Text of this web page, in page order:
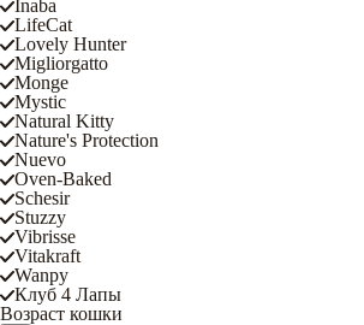
Inaba
LifeCat
Lovely Hunter
Migliorgatto
Monge
Mystic
Natural Kitty
Nature's Protection
Nuevo
Oven-Baked
Schesir
Stuzzy
Vibrisse
Vitakraft
Wanpy
Клуб 4 Лапы
Возраст кошки